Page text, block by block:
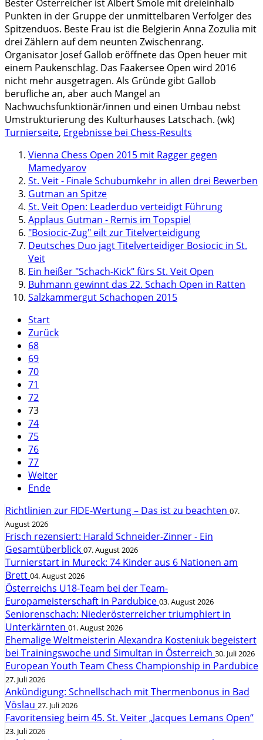
Bester Österreicher ist Albert Smole mit dreieinhalb
Punkten in der Gruppe der unmittelbaren Verfolger des
Spitzenduos. Beste Frau ist die Belgierin Anna Zozulia mit
drei Zählern auf dem neunten Zwischenrang.
Organisator Josef Gallob eröffnete das Open heuer mit
einem Paukenschlag. Das Faakersee Open wird 2016
nicht mehr ausgetragen. Als Gründe gibt Gallob
berufliche an, aber auch Mangel an
Nachwuchsfunktionär/innen und einen Umbau nebst
Umstrukturierung des Kulturhauses Latschach. (wk)
Turnierseite, Ergebnisse bei Chess-Results
Vienna Chess Open 2015 mit Ragger gegen
Mamedyarov
St. Veit - Finale Schubumkehr in allen drei Bewerben
Gutman an Spitze
St. Veit Open: Leaderduo verteidigt Führung
Applaus Gutman - Remis im Topspiel
"Bosiocic-Zug" eilt zur Titelverteidigung
Deutsches Duo jagt Titelverteidiger Bosiocic in St.
Veit
Ein heißer "Schach-Kick" fürs St. Veit Open
Buhmann gewinnt das 22. Schach Open in Ratten
Salzkammergut Schachopen 2015
Start
Zurück
68
69
70
71
72
73
74
75
76
77
Weiter
Ende
Richtlinien zur FIDE-Wertung – Das ist zu beachten 07.
August 2026
Frisch rezensiert: Harald Schneider-Zinner - Ein
Gesamtüberblick 07. August 2026
Turnierstart in Mureck: 74 Kinder aus 6 Nationen am
Brett 04. August 2026
Österreichs U18-Team bei der Team-
Europameisterschaft in Pardubice 03. August 2026
Seniorenschach: Niederösterreicher triumphiert in
Unterkärnten 01. August 2026
Ehemalige Weltmeisterin Alexandra Kosteniuk begeistert
bei Trainingswoche und Simultan in Österreich 30. Juli 2026
European Youth Team Chess Championship in Pardubice
27. Juli 2026
Ankündigung: Schnellschach mit Thermenbonus in Bad
Vöslau 27. Juli 2026
Favoritensieg beim 45. St. Veiter „Jacques Lemans Open“
23. Juli 2026